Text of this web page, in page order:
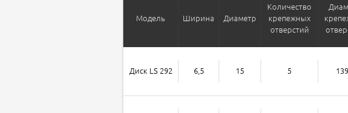
Модель Ширина Диаметр
Количество
крепежных
отверстий
Диск LS 292 6,5 15 5